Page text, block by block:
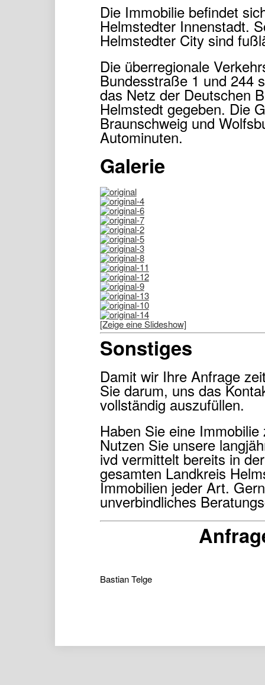
Die Immobilie befindet
Helmstedter Innenstadt.
Helmstedter City sind
Die überregionale
Bundesstraße 1 und 244
das Netz der Deutschen
Helmstedt gegeben. Die
Braunschweig und
Autominuten.
Galerie
[Zeige eine Slideshow]
Sonstiges
Damit wir Ihre Anfrage
Sie darum, uns das
vollständig auszufüllen.
Haben Sie eine
Nutzen Sie unsere
ivd vermittelt bereits in
gesamten Landkreis
Immobilien jeder Art.
unverbindliches
Bastian Telge